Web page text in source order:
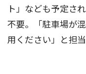
ト」なども予定さ
不要。「駐車場が
用ください」と担当